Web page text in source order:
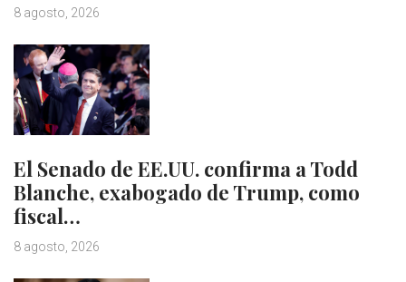
8 agosto, 2026
El Senado de EE.UU. confirma a Todd
Blanche, exabogado de Trump, como
fiscal…
8 agosto, 2026